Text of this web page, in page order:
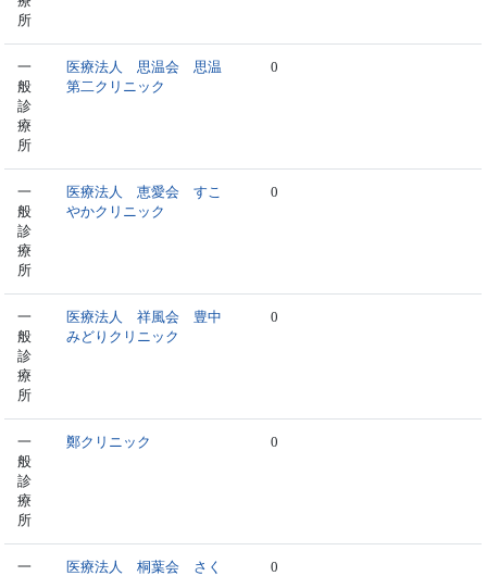
所
一
般
診
療
所
医療法人 思温会 思温
第二クリニック
0
一
般
診
療
所
医療法人 恵愛会 すこ
やかクリニック
0
一
般
診
療
所
医療法人 祥風会 豊中
みどりクリニック
0
一
般
診
療
所
鄭クリニック 0
一
医療法人 桐葉会 さく
0